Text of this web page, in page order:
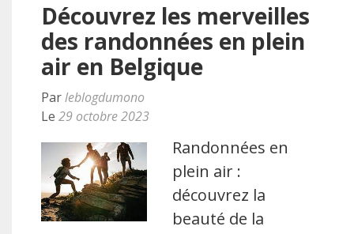
Découvrez les merveilles
des randonnées en plein
air en Belgique
Parleblogdumono
Le 29 octobre 2023
Randonnées en
plein air :
découvrez la
beauté de la